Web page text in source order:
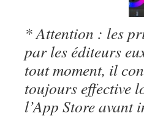
* Attention : les
par les éditeurs
tout moment, il
toujours effective
l’App Store avant